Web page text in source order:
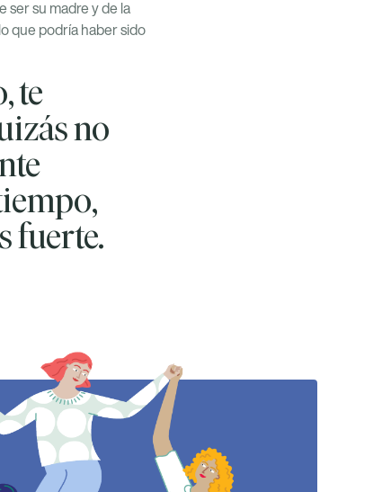
ser su madre y de la
que podría haber sido
te
no
fuerte.